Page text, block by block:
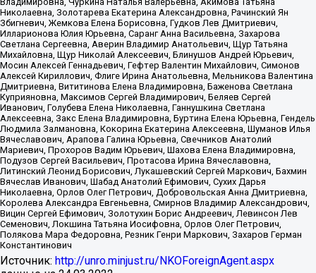
Николаевна, Золотарева Екатерина Александровна, Рачинский Ян
Збигневич, Жемкова Елена Борисовна, Гудков Лев Дмитриевич,
Илларионова Юлия Юрьевна, Саранг Анна Васильевна, Захарова
Светлана Сергеевна, Аверин Владимир Анатольевич, Щур Татьяна
Михайловна, Щур Николай Алексеевич, Блинушов Андрей Юрьевич,
Мосин Алексей Геннадьевич, Гефтер Валентин Михайлович, Симонов
Алексей Кириллович, Флиге Ирина Анатольевна, Мельникова Валентина
Дмитриевна, Вититинова Елена Владимировна, Баженова Светлана
Куприяновна, Максимов Сергей Владимирович, Беляев Сергей
Иванович, Голубева Елена Николаевна, Ганнушкина Светлана
Алексеевна, Закс Елена Владимировна, Буртина Елена Юрьевна, Гендель
Людмила Залмановна, Кокорина Екатерина Алексеевна, Шуманов Илья
Вячеславович, Арапова Галина Юрьевна, Свечников Анатолий
Мариевич, Прохоров Вадим Юрьевич, Шахова Елена Владимировна,
Подузов Сергей Васильевич, Протасова Ирина Вячеславовна,
Литинский Леонид Борисович, Лукашевский Сергей Маркович, Бахмин
Вячеслав Иванович, Шабад Анатолий Ефимович, Сухих Дарья
Николаевна, Орлов Олег Петрович, Добровольская Анна Дмитриевна,
Королева Александра Евгеньевна, Смирнов Владимир Александрович,
Вицин Сергей Ефимович, Золотухин Борис Андреевич, Левинсон Лев
Семенович, Локшина Татьяна Иосифовна, Орлов Олег Петрович,
Полякова Мара Федоровна, Резник Генри Маркович, Захаров Герман
Константинович
Источник: http://unro.minjust.ru/NKOForeignAgent.aspx